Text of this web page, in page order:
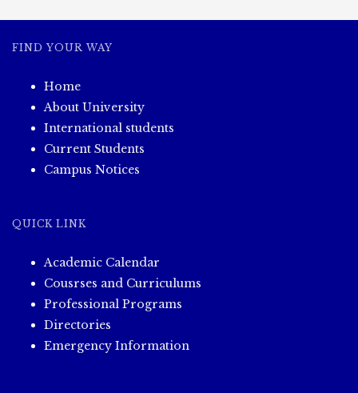
ပေး
သွား
မည်။
FIND YOUR WAY
Home
About University
International students
Current Students
Campus Notices
QUICK LINK
Academic Calendar
Cousrses and Curriculums
Professional Programs
Directories
Emergency Information